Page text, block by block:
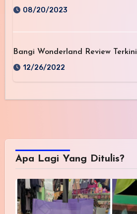
08/20/2023
Bangi Wonderland Review Terkini
12/26/2022
Apa Lagi Yang Ditulis?